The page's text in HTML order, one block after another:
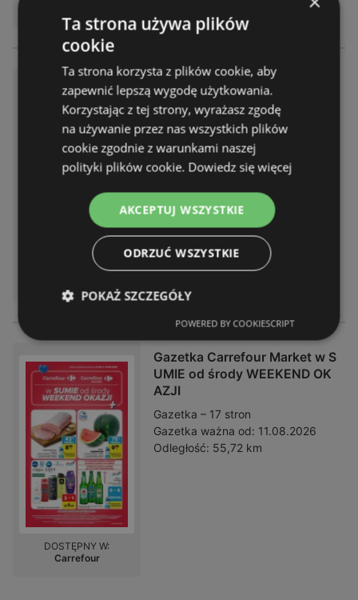
Gazetka Market w SUMIE eksp
resowe zakupy
Gazetka – 12 stron
Gazetka ważna do:
Odległość: 55,72 km
DOSTĘPNY W:
Gazetka Carrefour Market w S
UMIE od środy WEEKEND OK
AZJI
Gazetka – 17 stron
Gazetka ważna od: 11.08.2026
Odległość: 55,72 km
DOSTĘPNY W:
Carrefour
Ta strona używa plików
cookie
Ta strona korzysta z plików cookie, aby
zapewnić lepszą wygodę użytkowania.
Korzystając z tej strony, wyrażasz zgodę
na używanie przez nas wszystkich plików
cookie zgodnie z warunkami naszej
polityki plików cookie. Dowiedz się więcej
AKCEPTUJ WSZYSTKIE
ODRZUĆ WSZYSTKIE
POKAŻ SZCZEGÓŁY
POWERED BY COOKIESCRIPT